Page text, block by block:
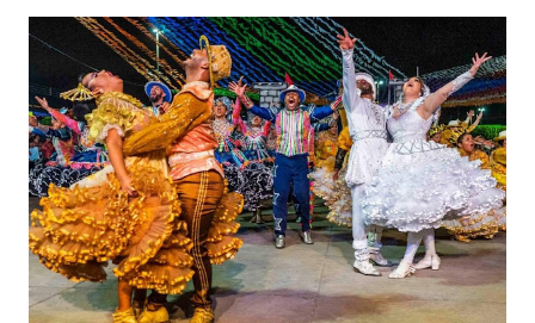
indiciamento para apropriar-se da volumosa herança. Em
1862, transferiu-se para o Rio de Janeiro e casou-se com
uma irmã do Visconde de Uruguai. O Barão de Maruim
apresentou uma grande dedicação à atividade agrícola, que
lhe proporcionou uma grande reserva financeira. João
Gomes de Melo mandou construir a Igreja Matriz de Nosso
Senhor Bom Jesus dos Passos, que foi inaugurada em 1862 e
doada ao vigário Pe. José Joaquim de Vasconcelos. A Igreja
Matriz...